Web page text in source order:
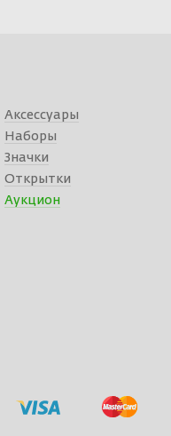
Аксессуары
Наборы
Значки
Открытки
Аукцион